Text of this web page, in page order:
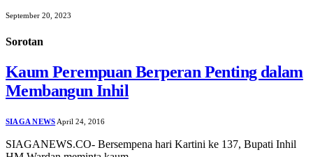
September 20, 2023
Sorotan
Kaum Perempuan Berperan Penting dalam
Membangun Inhil
SIAGA NEWS April 24, 2016
SIAGANEWS.CO- Bersempena hari Kartini ke 137, Bupati Inhil